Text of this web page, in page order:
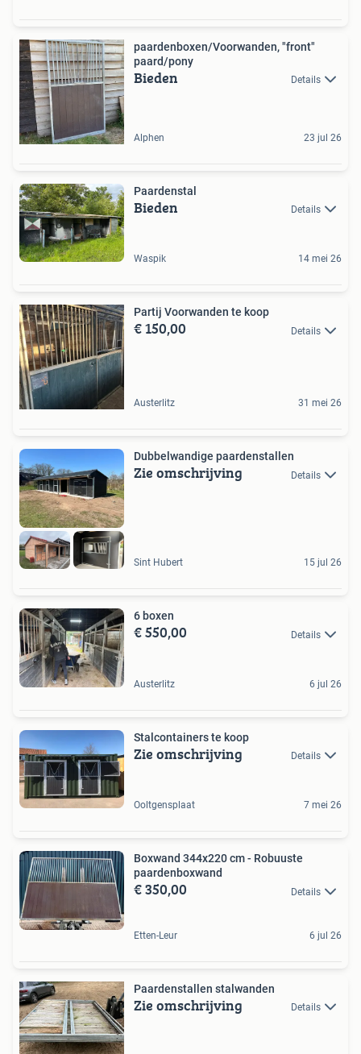
paardenboxen/Voorwanden, "front"
paard/pony
Bieden Details
Alphen 23 jul 26
Paardenstal
Bieden Details
Waspik 14 mei 26
Partij Voorwanden te koop
€ 150,00 Details
Austerlitz 31 mei 26
Dubbelwandige paardenstallen
Zie omschrijving Details
Sint Hubert 15 jul 26
6 boxen
€ 550,00 Details
Austerlitz 6 jul 26
Stalcontainers te koop
Zie omschrijving Details
Ooltgensplaat 7 mei 26
Boxwand 344x220 cm - Robuuste
paardenboxwand
€ 350,00 Details
Etten-Leur 6 jul 26
Paardenstallen stalwanden
Zie omschrijving Details